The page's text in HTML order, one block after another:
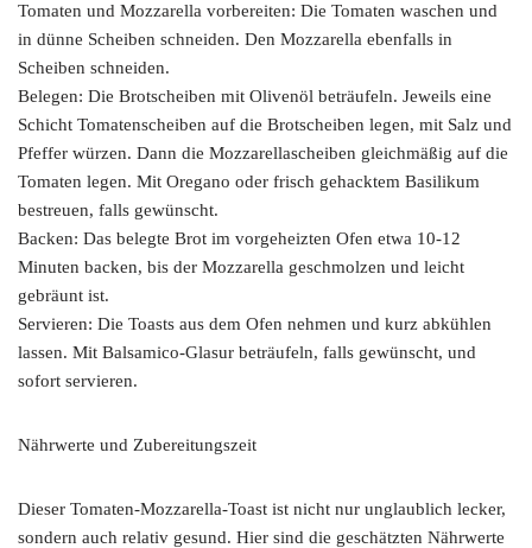
Tomaten und Mozzarella vorbereiten: Die Tomaten waschen und
in dünne Scheiben schneiden. Den Mozzarella ebenfalls in
Scheiben schneiden.
Belegen: Die Brotscheiben mit Olivenöl beträufeln. Jeweils eine
Schicht Tomatenscheiben auf die Brotscheiben legen, mit Salz und
Pfeffer würzen. Dann die Mozzarellascheiben gleichmäßig auf die
Tomaten legen. Mit Oregano oder frisch gehacktem Basilikum
bestreuen, falls gewünscht.
Backen: Das belegte Brot im vorgeheizten Ofen etwa 10-12
Minuten backen, bis der Mozzarella geschmolzen und leicht
gebräunt ist.
Servieren: Die Toasts aus dem Ofen nehmen und kurz abkühlen
lassen. Mit Balsamico-Glasur beträufeln, falls gewünscht, und
sofort servieren.
Nährwerte und Zubereitungszeit
Dieser Tomaten-Mozzarella-Toast ist nicht nur unglaublich lecker,
sondern auch relativ gesund. Hier sind die geschätzten Nährwerte